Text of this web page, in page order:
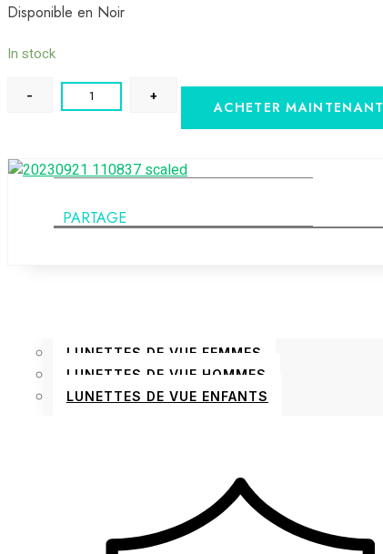
LENTILLES PROTHÉTIQUES
LENTILLES SOUPLES
ACCESSOIRES LUNETTES
GOUTTES OCULAIRES
LUNETTES DE VUE FEMMES
LUNETTES DE VUE HOMMES
LUNETTES DE VUE ENFANTS
LUNETTES DE SOLEIL HOMMES
LUNETTES DE SOLEIL FEMMES
Disponible en Noir
In stock
ACHETER MAINTENANT
PARTAGE